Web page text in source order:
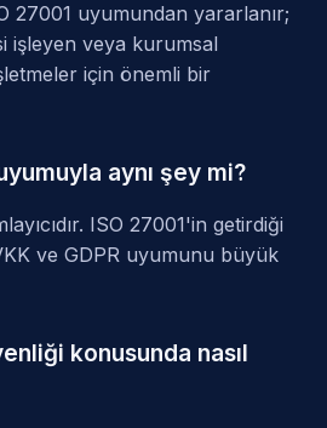
27001 uyumundan yararlanır;
işleyen veya kurumsal
için önemli bir
aynı şey mi?
ISO 27001'in getirdiği
ve GDPR uyumunu büyük
konusunda nasıl